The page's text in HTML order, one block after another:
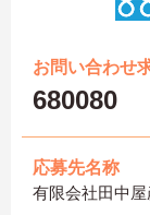
お問い合わせ
680080
応募先名称
有限会社田中